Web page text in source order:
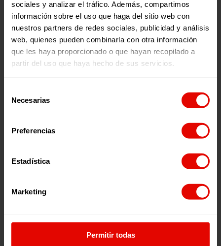
sociales y analizar el tráfico. Además, compartimos
información sobre el uso que haga del sitio web con
nuestros partners de redes sociales, publicidad y análisis
web, quienes pueden combinarla con otra información
que les haya proporcionado o que hayan recopilado a
partir del uso que haya hecho de sus servicios.
Necesarias
Preferencias
Estadística
Marketing
Permitir todas
escolar entero?”.
‘Voces por una Causa’ es el podcast semanal de
Entreculturas,en el que nos acercamos a la realidad de
los países y causas en torno a las que trabajamos y con el
que buscamos crear un espacio de reflexión y debate con
testimonios y voces en primera persona. Los programas
se emiten todos los jueves en nuestro canal de Youtube